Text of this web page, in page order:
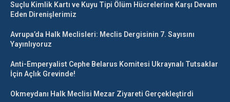
Suçlu Kimlik Kartı ve Kuyu Tipi Ölüm Hücrelerine Karşı Devam
Eden Direnişlerimiz
Avrupa’da Halk Meclisleri: Meclis Dergisinin 7. Sayısını
Yayınlıyoruz
Anti-Emperyalist Cephe Belarus Komitesi Ukraynalı Tutsaklar
İçin Açlık Grevinde!
Okmeydanı Halk Meclisi Mezar Ziyareti Gerçekleştirdi